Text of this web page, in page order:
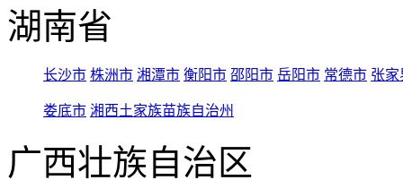
湖南省
长沙市 株洲市 湘潭市 衡阳市 邵阳市 岳阳市 常德市 张家
娄底市 湘西土家族苗族自治州
广西壮族自治区